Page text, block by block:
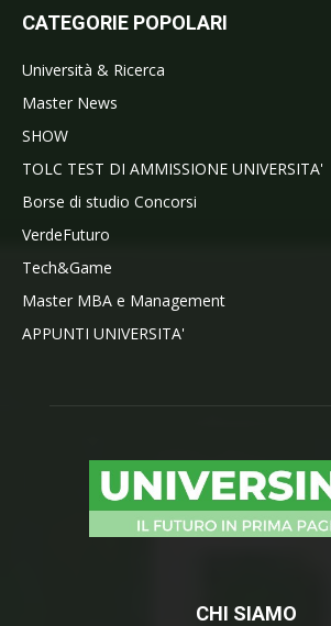
CATEGORIE POPOLARI
Università & Ricerca
Master News
SHOW
TOLC TEST DI AMMISSIONE UNIVERSITA'
Borse di studio Concorsi
VerdeFuturo
Tech&Game
Master MBA e Management
APPUNTI UNIVERSITA'
CHI SIAMO